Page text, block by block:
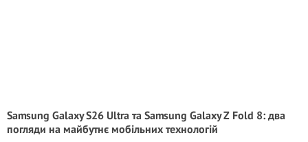
Samsung Galaxy S26 Ultra та Samsung Galaxy Z Fold 8: два
погляди на майбутнє мобільних технологій